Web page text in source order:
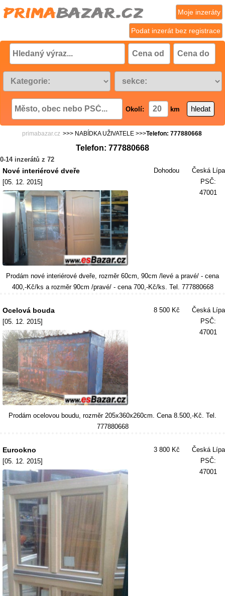
Podat inzerát bez registrace
Moje inzeráty
Okolí: km
primabazar.cz >>> NABÍDKA UŽIVATELE >>>Telefon: 777880668
Telefon: 777880668
0-14 inzerátů z 72
Nové interiérové dveře
[05. 12. 2015]
Dohodou
Česká Lípa
PSČ:
47001
Prodám nové interiérové dveře, rozměr 60cm, 90cm /levé a pravé/ - cena
400,-Kč/ks a rozměr 90cm /pravé/ - cena 700,-Kč/ks. Tel. 777880668
Ocelová bouda
[05. 12. 2015]
8 500 Kč
Česká Lípa
PSČ:
47001
Prodám ocelovou boudu, rozměr 205x360x260cm. Cena 8.500,-Kč. Tel.
777880668
Eurookno
[05. 12. 2015]
3 800 Kč
Česká Lípa
PSČ:
47001